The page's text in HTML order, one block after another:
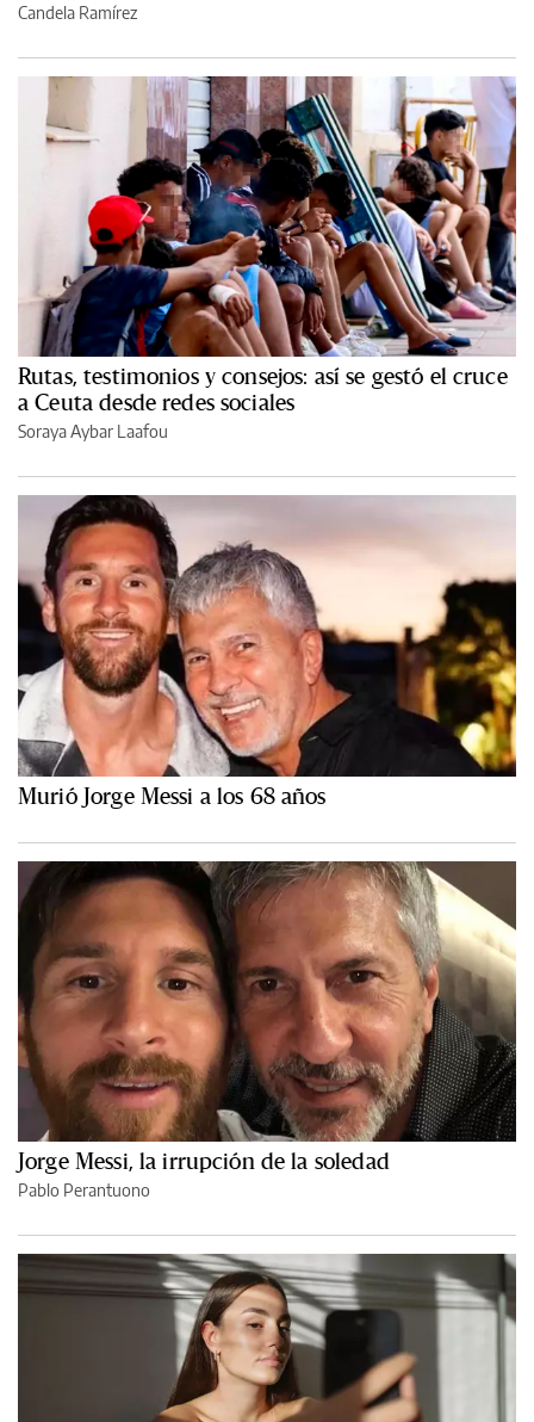
Candela Ramírez
Rutas, testimonios y consejos: así se gestó el cruce
a Ceuta desde redes sociales
Soraya Aybar Laafou
Murió Jorge Messi a los 68 años
Jorge Messi, la irrupción de la soledad
Pablo Perantuono